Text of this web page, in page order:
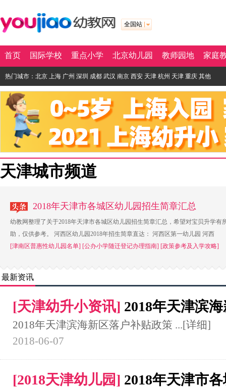
全国站
首页 国际学校 重点小学 北京幼儿园 教师园地 家庭
热门城市： 北京 上海 广州 深圳 成都 武汉 南京 西安 天津 杭州 天津 重庆 其他
天津城市频道
2018年天津市各城区幼儿园招生简章汇总
幼教网整理了关于2018年天津市各城区幼儿园招生简章汇总，希望对宝贝升学有
助，仅供参考。 河西区幼儿园2018年招生简章直达： 河西区第一幼儿园 河西
[津南区普惠性幼儿园名单] [公办小学随迁登记办理指南] [政策参考及入学攻略]
最新资讯
[天津幼升小资讯] 2018年天津滨
2018年天津滨海新区落户补贴政策 ...[详细]
2018-06-07
[2018天津幼儿园] 2018年天津市